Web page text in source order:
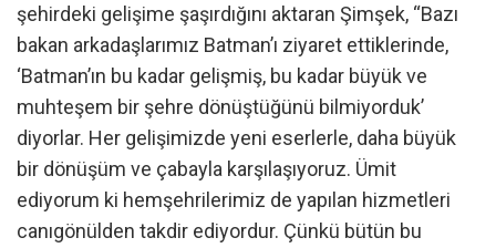
şehirdeki gelişime şaşırdığını aktaran Şimşek, “Bazı
bakan arkadaşlarımız Batman’ı ziyaret ettiklerinde,
‘Batman’ın bu kadar gelişmiş, bu kadar büyük ve
muhteşem bir şehre dönüştüğünü bilmiyorduk’
diyorlar. Her gelişimizde yeni eserlerle, daha büyük
bir dönüşüm ve çabayla karşılaşıyoruz. Ümit
ediyorum ki hemşehrilerimiz de yapılan hizmetleri
canıgönülden takdir ediyordur. Çünkü bütün bu